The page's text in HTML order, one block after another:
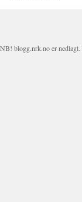
NB! blogg.nrk.no er